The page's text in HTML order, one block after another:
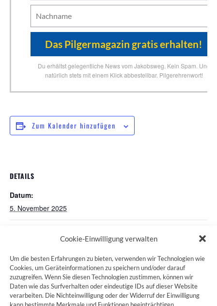
Cookie-Einwilligung verwalten
Um die besten Erfahrungen zu bieten, verwenden wir Technologien wie
Cookies, um Geräteinformationen zu speichern und/oder darauf
zuzugreifen. Wenn Sie diesen Technologien zustimmen, können wir
Daten wie das Surfverhalten oder eindeutige IDs auf dieser Website
verarbeiten. Die Nichteinwilligung oder der Widerruf der Einwilligung
Du erhältst gelegentliche News vom Jakobsweg. Kein Spam. Und
natürlich stets mit einem Klick abbestellbar. Pilgerehrenwort!
Zum Kalender hinzufügen
DETAILS
Datum:
5. November 2025
Pilgertreff St. Martin in München Andacht Pilgerstammtisch
ZUM JAKOBSWEG SHOP